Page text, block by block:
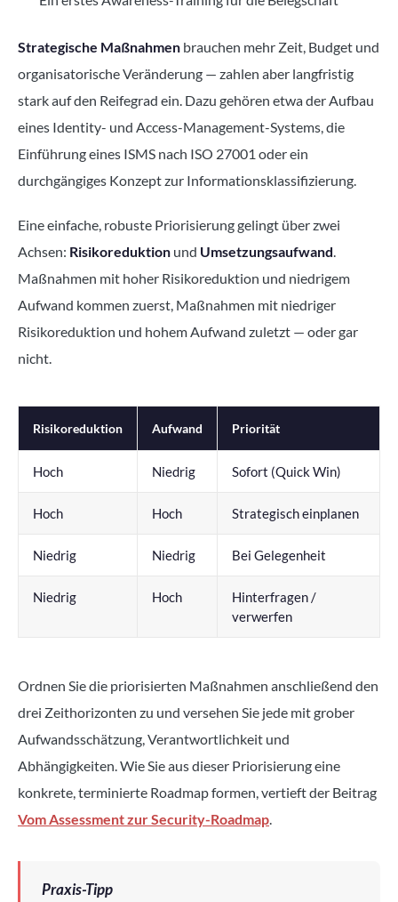
Strategische Maßnahmen brauchen mehr Zeit, Budget und
organisatorische Veränderung — zahlen aber langfristig
stark auf den Reifegrad ein. Dazu gehören etwa der Aufbau
eines Identity- und Access-Management-Systems, die
Einführung eines ISMS nach ISO 27001 oder ein
durchgängiges Konzept zur Informationsklassifizierung.
Eine einfache, robuste Priorisierung gelingt über zwei
Achsen: Risikoreduktion und Umsetzungsaufwand.
Maßnahmen mit hoher Risikoreduktion und niedrigem
Aufwand kommen zuerst, Maßnahmen mit niedriger
Risikoreduktion und hohem Aufwand zuletzt — oder gar
nicht.
Risikoreduktion Aufwand Priorität
Hoch Niedrig Sofort (Quick Win)
Hoch Hoch Strategisch einplanen
Niedrig Niedrig Bei Gelegenheit
Niedrig Hoch
Hinterfragen /
verwerfen
Ordnen Sie die priorisierten Maßnahmen anschließend den
drei Zeithorizonten zu und versehen Sie jede mit grober
Aufwandsschätzung, Verantwortlichkeit und
Abhängigkeiten. Wie Sie aus dieser Priorisierung eine
konkrete, terminierte Roadmap formen, vertieft der Beitrag
Vom Assessment zur Security-Roadmap
Praxis-Tipp